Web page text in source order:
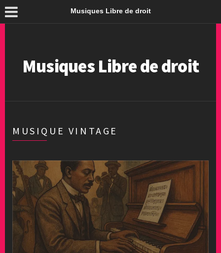
Musiques Libre de droit
Musiques Libre de droit
MUSIQUE VINTAGE